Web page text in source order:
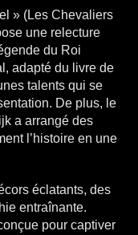
» (Les Chevaliers
une relecture
du Roi
adapté du livre de
talents qui se
De plus, le
a arrangé des
l’histoire en une
éclatants, des
entraînante.
pour captiver